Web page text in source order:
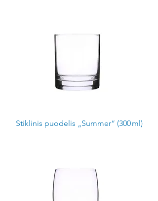
Stiklinis puodelis „Summer“ (300 ml)